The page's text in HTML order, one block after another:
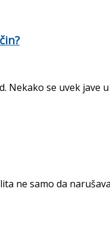
se uvek jave
ne samo da